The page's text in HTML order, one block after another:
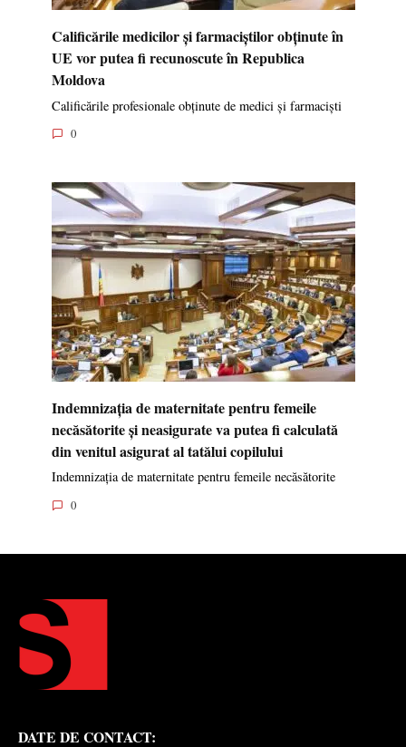
Calificările medicilor și farmaciștilor obținute în
UE vor putea fi recunoscute în Republica
Moldova
Calificările profesionale obținute de medici și farmaciști
0
Indemnizația de maternitate pentru femeile
necăsătorite și neasigurate va putea fi calculată
din venitul asigurat al tatălui copilului
Indemnizația de maternitate pentru femeile necăsătorite
0
DATE DE CONTACT: